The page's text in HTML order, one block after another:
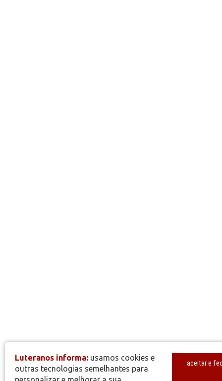
Luteranos informa: usamos cookies e
outras tecnologias semelhantes para
aceitar e